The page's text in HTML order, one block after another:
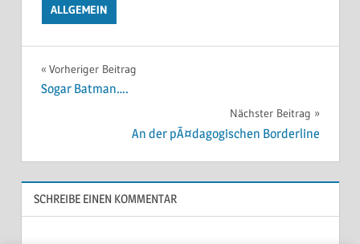
ALLGEMEIN
Beitragsnavigation
Vorheriger Beitrag
Sogar Batman….
Nächster Beitrag
An der pÃ¤dagogischen Borderline
SCHREIBE EINEN KOMMENTAR